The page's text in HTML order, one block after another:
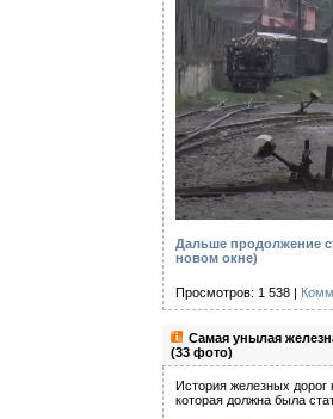
Дальше продолжение
новом окне)
Просмотров: 1 538 |
Самая унылая
(33 фото)
История железных
которая должна была